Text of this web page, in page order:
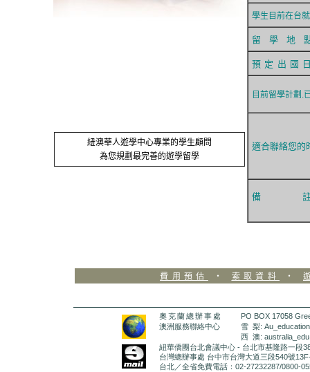
紐澳華人遊學中心專業的學生顧問
為您規劃最完善的遊學留學
學生目前在台
留 學 地
預定出國
目前留學計劃.
適合聯絡您的
備